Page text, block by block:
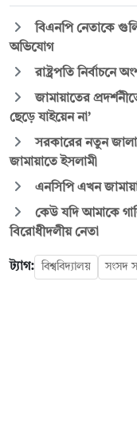
বিএনপি নেতাকে
অভিযোগ
রাষ্ট্রপতি নির্বাচনে
জামায়াতের
ছেড়ে যাইয়েন না’
সরকারের নতুন
জামায়াতে ইসলামী
এনসিপি এখন
কেউ যদি আমাকে
বিরোধীদলীয় নেতা
ট্যাগ: বিশ্ববিদ্যালয় সংসদ